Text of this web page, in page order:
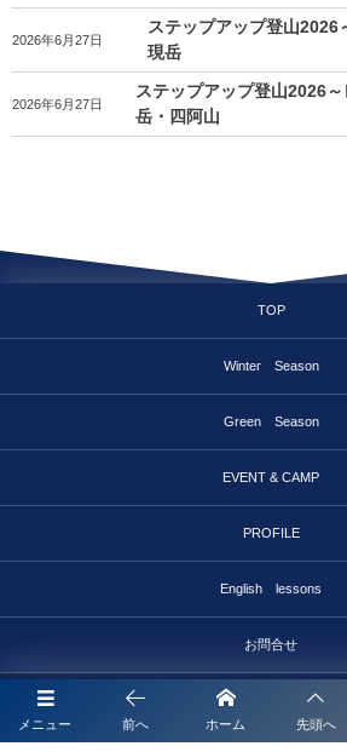
2026年6月27日
ステップアップ登山2026
現岳
2026年6月27日
ステップアップ登山2026
岳・四阿山
メニュー 前へ ホーム 先頭へ
TOP
Winter Season
Green Season
EVENT & CAMP
PROFILE
English lessons
お問合せ